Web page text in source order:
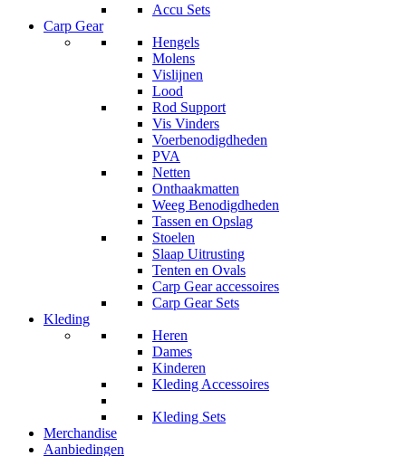
Accu Sets
Carp Gear
Hengels
Molens
Vislijnen
Lood
Rod Support
Vis Vinders
Voerbenodigdheden
PVA
Netten
Onthaakmatten
Weeg Benodigdheden
Tassen en Opslag
Stoelen
Slaap Uitrusting
Tenten en Ovals
Carp Gear accessoires
Carp Gear Sets
Kleding
Heren
Dames
Kinderen
Kleding Accessoires
Kleding Sets
Merchandise
Aanbiedingen